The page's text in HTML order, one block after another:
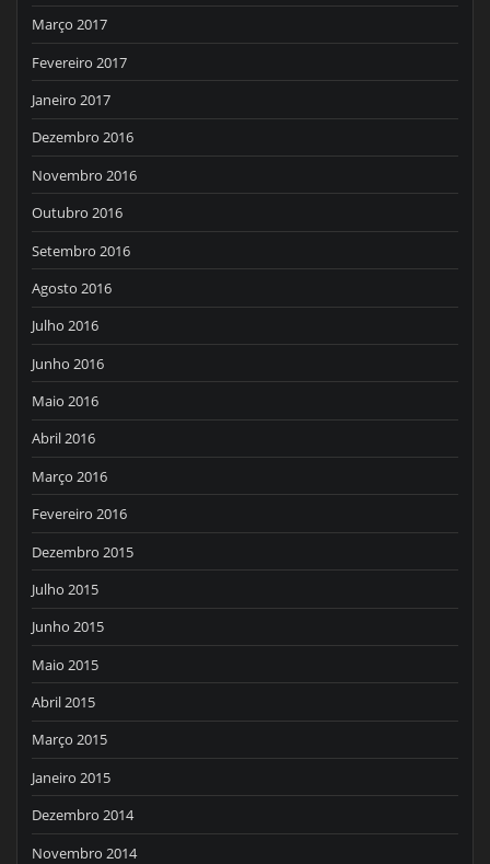
Março 2017
Fevereiro 2017
Janeiro 2017
Dezembro 2016
Novembro 2016
Outubro 2016
Setembro 2016
Agosto 2016
Julho 2016
Junho 2016
Maio 2016
Abril 2016
Março 2016
Fevereiro 2016
Dezembro 2015
Julho 2015
Junho 2015
Maio 2015
Abril 2015
Março 2015
Janeiro 2015
Dezembro 2014
Novembro 2014